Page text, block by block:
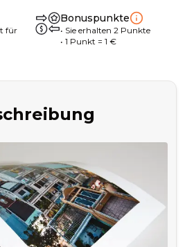
für
Bonuspunkte
• Sie erhalten 2 Punkte
• 1 Punkt = 1 €